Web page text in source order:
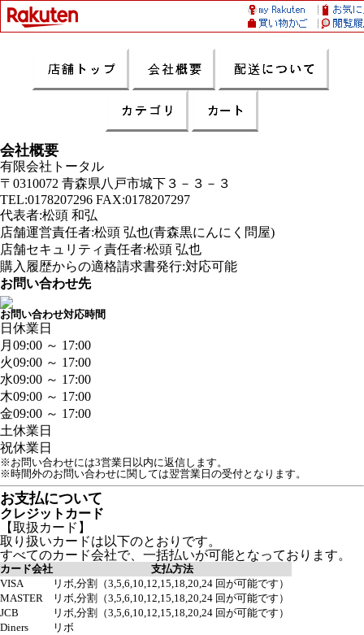
会社概要
有限会社トータル
〒0310072 青森県八戸市城下３－３－３
TEL:0178207296 FAX:0178207297
代表者:松頭 和弘
店舗運営責任者:松頭 弘也(青森黒にんにく問屋)
店舗セキュリティ責任者:松頭 弘也
購入履歴からの適格請求書発行:対応可能
お問い合わせ先
お問い合わせ対応時間
日 休業日
月 09:00 ～ 17:00
火09:00 ～ 17:00
水09:00 ～ 17:00
木09:00 ～ 17:00
金09:00 ～ 17:00
土休業日
祝休業日
※お問い合わせには3営業日以内に返信します。
※時間外のお問い合わせに関しては翌営業日の受付となります。
お支払について
クレジットカード
【取扱カード】
取り扱いカードは以下のとおりです。
すべてのカード会社で、一括払いが可能となっております。
カード会社
支払方法
VISA
リボ,分割（3,5,6,10,12,15,18,20,24 回が可能です）
MASTER
リボ,分割（3,5,6,10,12,15,18,20,24 回が可能です）
JCB
リボ,分割（3,5,6,10,12,15,18,20,24 回が可能です）
Diners
リボ